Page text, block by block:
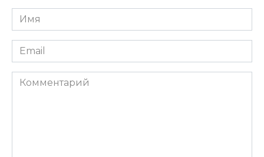
Имя
*
Email
*
Комментарий